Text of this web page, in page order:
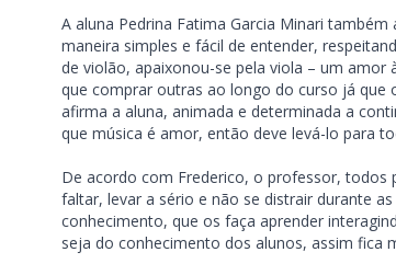
A aluna Pedrina Fatima Garcia Minari
maneira simples e fácil de entender,
de violão, apaixonou-se pela viola – um amor
que comprar outras ao longo do curso já que
afirma a aluna, animada e determinada a
que música é amor, então deve levá-lo para
De acordo com Frederico, o professor, todos
faltar, levar a sério e não se distrair durante
conhecimento, que os faça aprender
seja do conhecimento dos alunos, assim fica